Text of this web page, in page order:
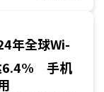
年全球Wi-
6.4% 手机